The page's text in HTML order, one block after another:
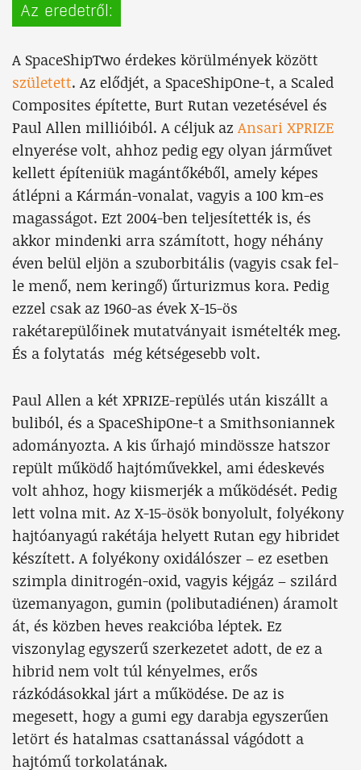
Az eredetről:
A SpaceShipTwo érdekes körülmények között
született. Az elődjét, a SpaceShipOne-t, a Scaled
Composites építette, Burt Rutan vezetésével és
Paul Allen millióiból. A céljuk az Ansari XPRIZE
elnyerése volt, ahhoz pedig egy olyan járművet
kellett építeniük magántőkéből, amely képes
átlépni a Kármán-vonalat, vagyis a 100 km-es
magasságot. Ezt 2004-ben teljesítették is, és
akkor mindenki arra számított, hogy néhány
éven belül eljön a szuborbitális (vagyis csak fel-
le menő, nem keringő) űrturizmus kora. Pedig
ezzel csak az 1960-as évek X-15-ös
rakétarepülőinek mutatványait ismételték meg.
És a folytatás még kétségesebb volt.
Paul Allen a két XPRIZE-repülés után kiszállt a
buliból, és a SpaceShipOne-t a Smithsoniannek
adományozta. A kis űrhajó mindössze hatszor
repült működő hajtóművekkel, ami édeskevés
volt ahhoz, hogy kiismerjék a működését. Pedig
lett volna mit. Az X-15-ösök bonyolult, folyékony
hajtóanyagú rakétája helyett Rutan egy hibridet
készített. A folyékony oxidálószer – ez esetben
szimpla dinitrogén-oxid, vagyis kéjgáz – szilárd
üzemanyagon, gumin (polibutadiénen) áramolt
át, és közben heves reakcióba léptek. Ez
viszonylag egyszerű szerkezetet adott, de ez a
hibrid nem volt túl kényelmes, erős
rázkódásokkal járt a működése. De az is
megesett, hogy a gumi egy darabja egyszerűen
letört és hatalmas csattanással vágódott a
hajtómű torkolatának.